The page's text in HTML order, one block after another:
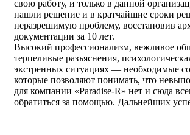
свою работу, и только в данной
нашли решение и в кратчайшие сроки
неразрешимую проблему, восстановив
документации за 10 лет.
Высокий профессионализм, вежливое
терпеливые разъяснения,
экстренных ситуациях — необходимые
которые позволяют понимать, что
для компании «Paradise-R» нет и сюда
обратиться за помощью. Дальнейших